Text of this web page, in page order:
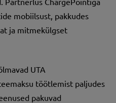
mobiilsust, pakkudes
ja mitmekülgset
UTA
töötlemist paljudes
pakuvad